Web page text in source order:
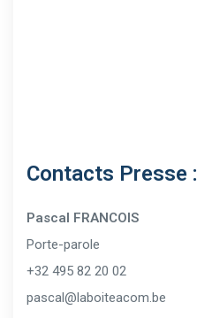
Contacts Presse :
Pascal FRANCOIS
Porte-parole
+32 495 82 20 02
pascal@laboiteacom.be